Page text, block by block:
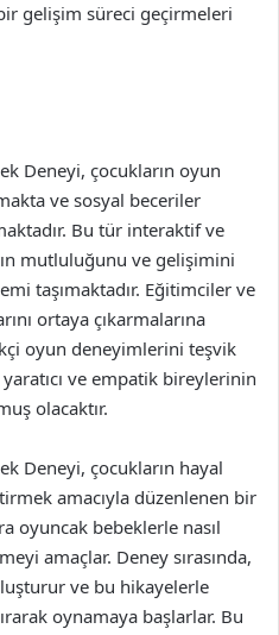
gelişim süreci geçirmeleri
Deneyi, çocukların oyun
ve sosyal beceriler
Bu tür interaktif ve
mutluluğunu ve gelişimini
taşımaktadır. Eğitimciler ve
ortaya çıkarmalarına
oyun deneyimlerini teşvik
ve empatik bireylerinin
olacaktır.
Deneyi, çocukların hayal
amacıyla düzenlenen bir
oyuncak bebeklerle nasıl
amaçlar. Deney sırasında,
ve bu hikayelerle
oynamaya başlarlar. Bu